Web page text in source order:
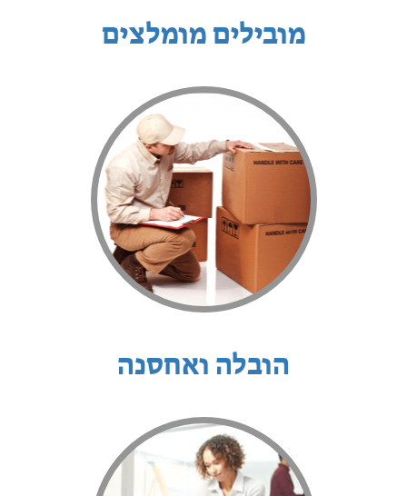
מובילים מומלצים
הובלה ואחסנה